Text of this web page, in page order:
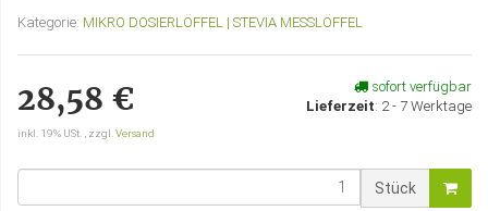
Kategorie: MIKRO DOSIERLÖFFEL | STEVIA MESSLÖFFEL
28,58 €
inkl. 19% USt. , zzgl. Versand
sofort verfügbar
Lieferzeit: 2 - 7 Werktage
Stück